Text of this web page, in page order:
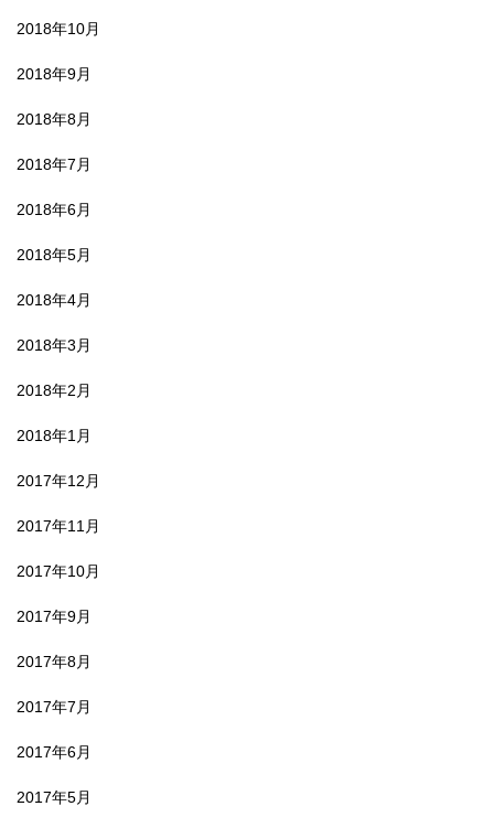
2018年10月
2018年9月
2018年8月
2018年7月
2018年6月
2018年5月
2018年4月
2018年3月
2018年2月
2018年1月
2017年12月
2017年11月
2017年10月
2017年9月
2017年8月
2017年7月
2017年6月
2017年5月